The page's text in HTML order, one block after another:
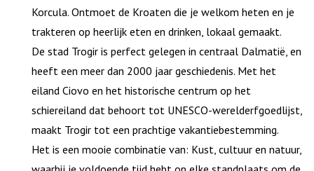
Korcula. Ontmoet de Kroaten die je welkom heten en je
trakteren op heerlijk eten en drinken, lokaal gemaakt.
De stad Trogir is perfect gelegen in centraal Dalmatië, en
heeft een meer dan 2000 jaar geschiedenis. Met het
eiland Ciovo en het historische centrum op het
schiereiland dat behoort tot UNESCO-werelderfgoedlijst,
maakt Trogir tot een prachtige vakantiebestemming.
Het is een mooie combinatie van: Kust, cultuur en natuur,